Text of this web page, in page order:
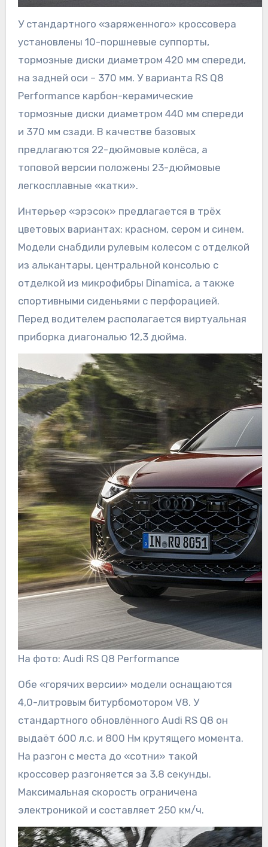
У стандартного «заряженного» кроссовера
установлены 10-поршневые суппорты,
тормозные диски диаметром 420 мм спереди,
на задней оси – 370 мм. У варианта RS Q8
Performance карбон-керамические
тормозные диски диаметром 440 мм спереди
и 370 мм сзади. В качестве базовых
предлагаются 22-дюймовые колёса, а
топовой версии положены 23-дюймовые
легкосплавные «катки».
Интерьер «эрэсок» предлагается в трёх
цветовых вариантах: красном, сером и синем.
Модели снабдили рулевым колесом с отделкой
из алькантары, центральной консолью с
отделкой из микрофибры Dinamica, а также
спортивными сиденьями с перфорацией.
Перед водителем располагается виртуальная
приборка диагональю 12,3 дюйма.
На фото: Audi RS Q8 Performance
Обе «горячих версии» модели оснащаются
4,0-литровым битурбомотором V8. У
стандартного обновлённого Audi RS Q8 он
выдаёт 600 л.с. и 800 Нм крутящего момента.
На разгон с места до «сотни» такой
кроссовер разгоняется за 3,8 секунды.
Максимальная скорость ограничена
электроникой и составляет 250 км/ч.